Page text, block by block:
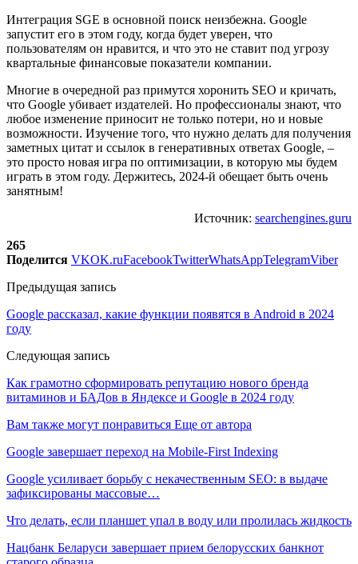
Интеграция SGE в основной поиск неизбежна. Google
запустит его в этом году, когда будет уверен, что
пользователям он нравится, и что это не ставит под угрозу
квартальные финансовые показатели компании.
Многие в очередной раз примутся хоронить SEO и кричать,
что Google убивает издателей. Но профессионалы знают, что
любое изменение приносит не только потери, но и новые
возможности. Изучение того, что нужно делать для получения
заметных цитат и ссылок в генеративных ответах Google, –
это просто новая игра по оптимизации, в которую мы будем
играть в этом году. Держитесь, 2024-й обещает быть очень
занятным!
Источник: searchengines.guru
265
Поделится VKOK.ruFacebookTwitterWhatsAppTelegramViber
Предыдущая запись
Google рассказал, какие функции появятся в Android в 2024
году
Следующая запись
Как грамотно сформировать репутацию нового бренда
витаминов и БАДов в Яндексе и Google в 2024 году
Вам также могут понравиться Еще от автора
Google завершает переход на Mobile-First Indexing
Google усиливает борьбу с некачественным SEO: в выдаче
зафиксированы массовые…
Что делать, если планшет упал в воду или пролилась жидкость
Нацбанк Беларуси завершает прием белорусских банкнот